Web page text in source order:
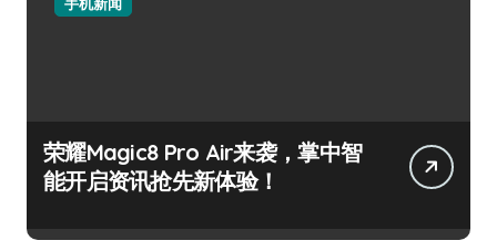
荣耀Magic8 Pro Air来袭，掌中智
能开启资讯抢先新体验！